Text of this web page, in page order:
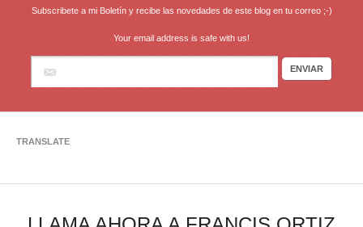
Subscribete a mi Boletín y recibe las novedades de este blog en tu correo ;-)
Your email address is safe with us!
TRANSLATE